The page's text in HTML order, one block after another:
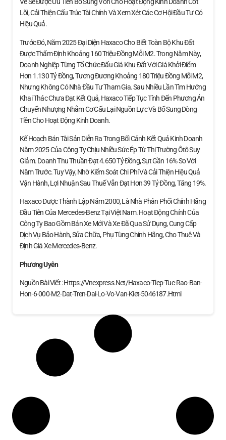
Về Sẽ Được Ưu Tiên Bổ Sung Vốn Cho Hoạt Động Kinh Doanh Cốt
Lõi, Cải Thiện Cấu Trúc Tài Chính Và Xem Xét Các Cơ Hội Đầu Tư Có
Hiệu Quả.
Trước Đó, Năm 2025 Đại Diện Haxaco Cho Biết Toàn Bộ Khu Đất
Được Thẩm Định Khoảng 160 Triệu Đồng Mỗi M2. Trong Năm Này,
Doanh Nghiệp Từng Tổ Chức Đấu Giá Khu Đất Với Giá Khởi Điểm
Hơn 1.130 Tỷ Đồng, Tương Đương Khoảng 180 Triệu Đồng Mỗi M2,
Nhưng Không Có Nhà Đầu Tư Tham Gia. Sau Nhiều Lần Tìm Hướng
Khai Thác Chưa Đạt Kết Quả, Haxaco Tiếp Tục Tính Đến Phương Án
Chuyển Nhượng Nhằm Cơ Cấu Lại Nguồn Lực Và Bổ Sung Dòng
Tiền Cho Hoạt Động Kinh Doanh.
Kế Hoạch Bán Tài Sản Diễn Ra Trong Bối Cảnh Kết Quả Kinh Doanh
Năm 2025 Của Công Ty Chịu Nhiều Sức Ép Từ Thị Trường Ôtô Suy
Giảm. Doanh Thu Thuần Đạt 4.650 Tỷ Đồng, Sụt Gần 16% So Với
Năm Trước. Tuy Vậy, Nhờ Kiểm Soát Chi Phí Và Cải Thiện Hiệu Quả
Vận Hành, Lợi Nhuận Sau Thuế Vẫn Đạt Hơn 39 Tỷ Đồng, Tăng 19%.
Haxaco Được Thành Lập Năm 2000, Là Nhà Phân Phối Chính Hãng
Đầu Tiên Của Mercedes-Benz Tại Việt Nam. Hoạt Động Chính Của
Công Ty Bao Gồm Bán Xe Mới Và Xe Đã Qua Sử Dụng, Cung Cấp
Dịch Vụ Bảo Hành, Sửa Chữa, Phụ Tùng Chính Hãng, Cho Thuê Và
Định Giá Xe Mercedes‑Benz.
Phương Uyên
Nguồn Bài Viết : Https://vnexpress.net/haxaco-Tiep-Tuc-Rao-Ban-
Hon-6-000-M2-Dat-Tren-Dai-Lo-Vo-Van-Kiet-5046187.html